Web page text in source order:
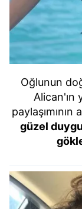
Oğlunun
Alican'ın
güzel